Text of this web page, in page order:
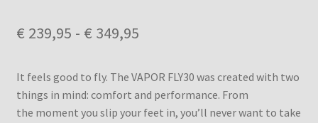
Complete Payment
Contact
€ 239,95 - € 349,95Prijsklasse:
tot
€ 349,95
It feels good to fly. The VAPOR FLY30 was created with two
things in mind: comfort and performance. From
the moment you slip your feet in, you’ll never want to take